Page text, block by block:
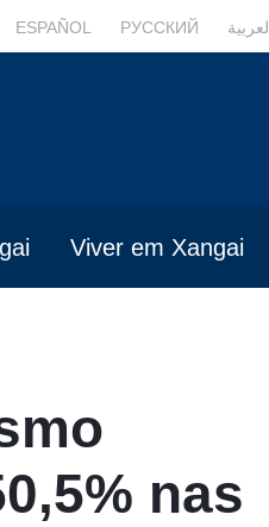
ESPAÑOL РУССКИЙ العربية
Viver em Xangai
nas